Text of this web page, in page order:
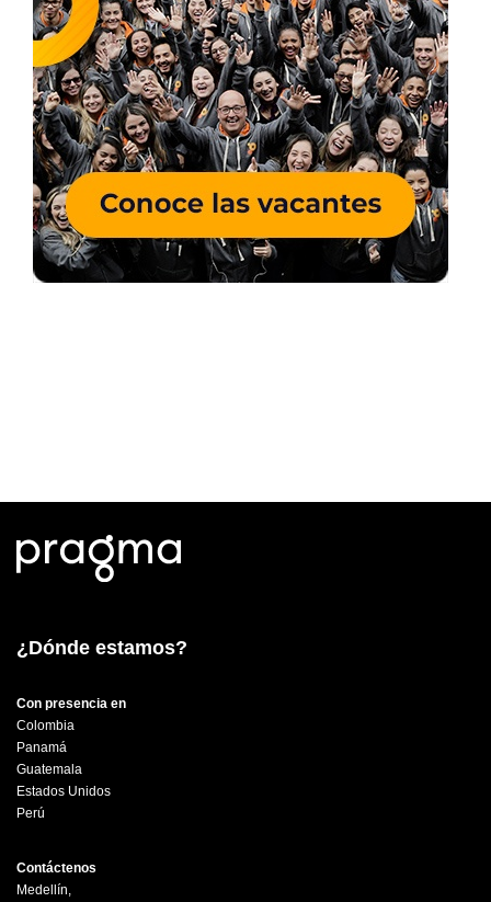
¿Dónde estamos?
Con presencia en
Colombia
Panamá
Guatemala
Estados Unidos
Perú
Contáctenos
Medellín,